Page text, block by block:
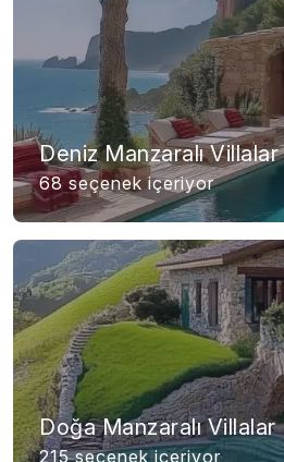
Deniz Manzaralı Villalar
68 seçenek içeriyor
Doğa Manzaralı Villalar
215 seçenek içeriyor